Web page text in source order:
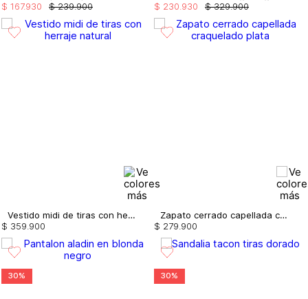
$ 239.900
$ 167.930
$ 329.900
$ 230 930
Vestido midi de tiras con herraje
$ 359 900
Zapato cerrado capellada craquelado
$ 279 900
30% 30%